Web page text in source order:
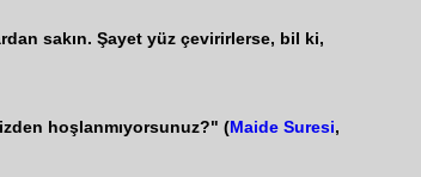
sakın. Şayet yüz çevirirlerse, bil ki,
hoşlanmıyorsunuz?" (Maide Suresi,